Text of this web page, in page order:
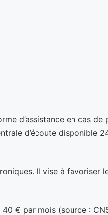
d’assistance en cas de
d’écoute disponible
Il vise à favoriser
€ par mois (source :